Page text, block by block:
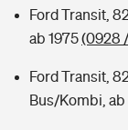
Ford Transit,
ab 1975(0928
Ford Transit,
Bus/Kombi, ab